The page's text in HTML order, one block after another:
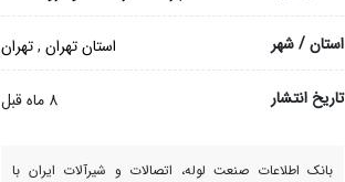
استان / شهر استان تهران ,تهران
تاریخ انتشار 8 ماه قبل
بانک اطلاعات صنعت لوله، اتصالات و شیرآلات ایران با